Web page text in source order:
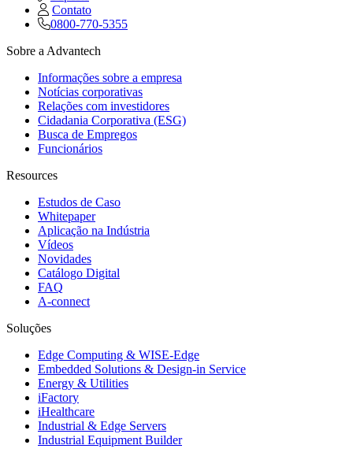
Contato
0800-770-5355
Sobre a Advantech
Informações sobre a empresa
Notícias corporativas
Relações com investidores
Cidadania Corporativa (ESG)
Busca de Empregos
Funcionários
Resources
Estudos de Caso
Whitepaper
Aplicação na Indústria
Vídeos
Novidades
Catálogo Digital
FAQ
A-connect
Soluções
Edge Computing & WISE-Edge
Embedded Solutions & Design-in Service
Energy & Utilities
iFactory
iHealthcare
Industrial & Edge Servers
Industrial Equipment Builder